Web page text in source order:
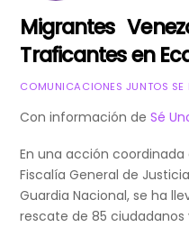
Migrantes
Traficantes en
COMUNICACIONES JUNTOS SE
Con información de Sé
En una acción
Fiscalía General de
Guardia Nacional, se ha
rescate de 85 ciudadanos